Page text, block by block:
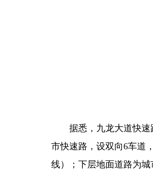
据悉，九龙大道快
市快速路， 设双向6车道
线）；下层地面道路为城